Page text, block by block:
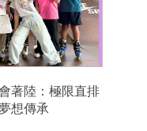
著陸：極限直排
想傳承